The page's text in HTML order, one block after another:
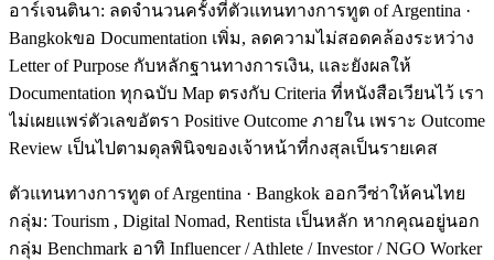
อาร์เจนตินา: ลดจำนวนครั้งที่ตัวแทนทางการทูต of Argentina ·
Bangkokขอ Documentation เพิ่ม, ลดความไม่สอดคล้องระหว่าง
Letter of Purpose กับหลักฐานทางการเงิน, และยังผลให้
Documentation ทุกฉบับ Map ตรงกับ Criteria ที่หนังสือเวียนไว้ เรา
ไม่เผยแพร่ตัวเลขอัตรา Positive Outcome ภายใน เพราะ Outcome
Review เป็นไปตามดุลพินิจของเจ้าหน้าที่กงสุลเป็นรายเคส
ตัวแทนทางการทูต of Argentina · Bangkok ออกวีซ่าให้คนไทย
กลุ่ม: Tourism , Digital Nomad, Rentista เป็นหลัก หากคุณอยู่นอก
กลุ่ม Benchmark อาทิ Influencer / Athlete / Investor / NGO Worker